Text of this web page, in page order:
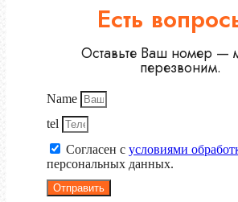
Есть
Оставьте Ваш номер —
перезвоним.
Name
tel
Согласен с условиями
персональных данных.
Отправить